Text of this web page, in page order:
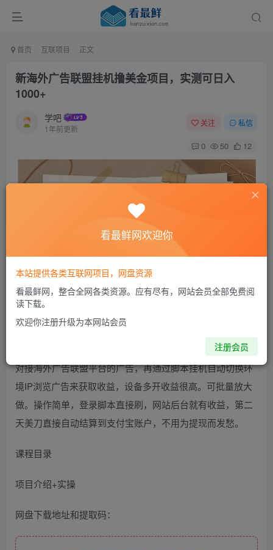
首页 互联项目 正文
新海外广告联盟挂机撸美金项目，实测可日入
1000+
学吧
1年前更新
关注 私信
0 50 12
对接海外广告联盟平台的广告，再通过脚本挂机自动切换环
境IP浏览广告来获取收益，设备多开收益很高。可批量放大
做。操作简单，登录脚本直接刷，网站后台就有收益，第二
天美刀直接自动结算到支付宝账户，不用为提现而发愁。
课程目录
项目介绍+实操
网盘下载地址和提取码：
看最鲜网欢迎你
本站提供各类互联网项目，网盘资源
看最鲜网，整合全网各类资源。应有尽有，网站会员全部免费阅
读下载。
欢迎你注册升级为本网站会员
注册会员